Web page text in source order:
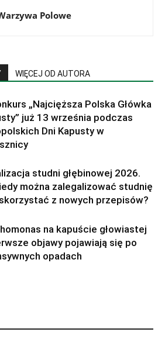
Polowe
WIĘCEJ OD AUTORA
„Najcięższa Polska Główka
już 13 września podczas
Dni Kapusty w
studni głębinowej 2026.
można zalegalizować studnię
z nowych przepisów?
na kapuście głowiastej
objawy pojawiają się po
opadach